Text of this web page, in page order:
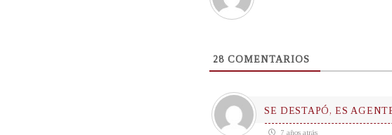
28 COMENTARIOS
SE DESTAPÓ, ES
7 años atrás